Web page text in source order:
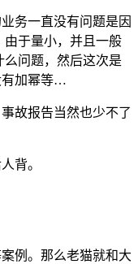
务一直没有问题是因
由于量小，并且一般
问题，然后这次是
有加幂等…
故报告当然也少不了
背。
例。那么老猫就和大